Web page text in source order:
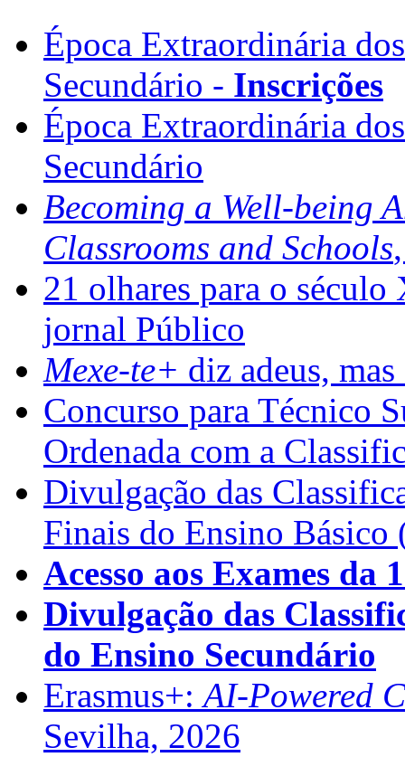
Época Extraordinária
Secundário - Inscrições
Época Extraordinária
Secundário
Becoming a Well-being
Classrooms and Schools
21 olhares para o
jornal Público
Mexe-te+ diz adeus,
Concurso para Técnico
Ordenada com a
Divulgação das
Finais do Ensino Básico
Acesso aos Exames da
Divulgação das
do Ensino Secundário
Erasmus+:AI-Powered
Sevilha, 2026